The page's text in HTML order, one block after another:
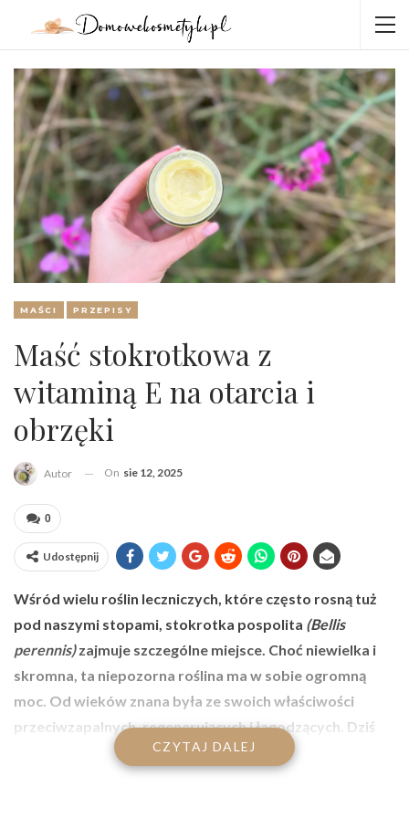
MAŚCI PRZEPISY
Maść stokrotkowa z
witaminą E na otarcia i
obrzęki
Autor On sie 12, 2025
0
Udostępnij
Wśród wielu roślin leczniczych, które często rosną tuż
pod naszymi stopami, stokrotka pospolita (Bellis
perennis)zajmuje szczególne miejsce. Choć niewielka i
skromna, ta niepozorna roślina ma w sobie ogromną
moc. Od wieków znana była ze swoich właściwości
przeciwzapalnych, regenerujących i łagodzących. Dziś
często stosowana w kosmetyce i ziołolecznictwie –
szczególnie w formie maści, którą możecie z
CZYTAJ DALEJ